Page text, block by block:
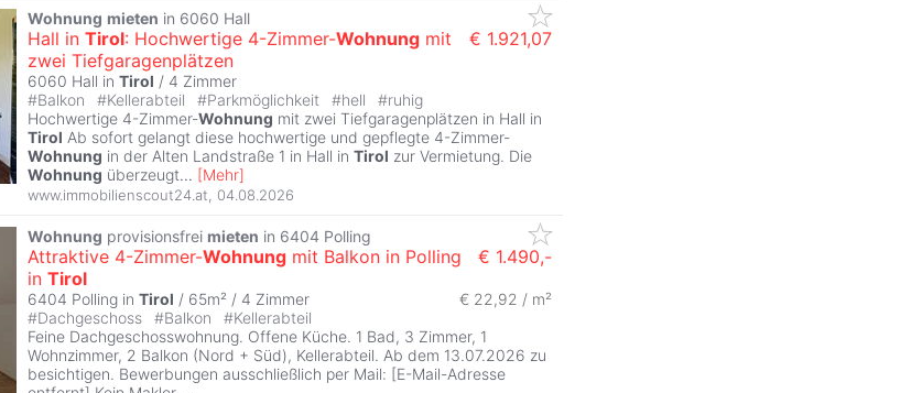
Wohnung mieten in 6060 Hall
Hall in Tirol: Hochwertige 4-Zimmer-Wohnung mit
zwei Tiefgaragenplätzen
€ 1.921,07
6060 Hall in Tirol / 4 Zimmer
#Balkon #Kellerabteil #Parkmöglichkeit #hell #ruhig
Hochwertige 4-Zimmer-Wohnung mit zwei Tiefgaragenplätzen in Hall in
Tirol Ab sofort gelangt diese hochwertige und gepflegte 4-Zimmer-
Wohnung in der Alten Landstraße 1 in Hall in Tirol zur Vermietung. Die
Wohnung überzeugt... [Mehr]
www.immobilienscout24.at, 04.08.2026
Wohnung provisionsfrei mieten in 6404 Polling
Attraktive 4-Zimmer-Wohnung mit Balkon in Polling
in Tirol
€ 1.490,-
6404 Polling in Tirol / 65m² / 4 Zimmer
€ 22,92 / m²
#Dachgeschoss #Balkon #Kellerabteil
Feine Dachgeschosswohnung. Offene Küche. 1 Bad, 3 Zimmer, 1
Wohnzimmer, 2 Balkon (Nord + Süd), Kellerabteil. Ab dem 13.07.2026 zu
besichtigen. Bewerbungen ausschließlich per Mail: [E-Mail-Adresse